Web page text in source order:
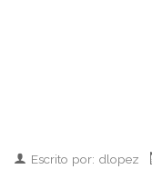
Escrito por: dlopez